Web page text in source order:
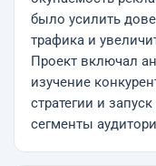
было усилить
трафика и
Проект включал
изучение
стратегии и
сегменты